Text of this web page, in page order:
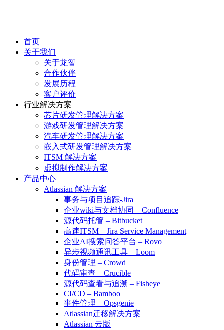
首页
关于我们
关于龙智
合作伙伴
发展历程
客户评价
行业解决方案
芯片研发管理解决方案
游戏研发管理解决方案
汽车研发管理解决方案
嵌入式研发管理解决方案
ITSM 解决方案
虚拟制作解决方案
产品中心
Atlassian 解决方案
事务与项目追踪-Jira
企业wiki与文档协同 – Confluence
源代码托管 – Bitbucket
高速ITSM – Jira Service Management
企业AI搜索问答平台 – Rovo
异步视频通讯工具 – Loom
身份管理 – Crowd
代码审查 – Crucible
源代码查看与追溯 – Fisheye
CI/CD – Bamboo
事件管理 – Opsgenie
Atlassian迁移解决方案
Atlassian 云版